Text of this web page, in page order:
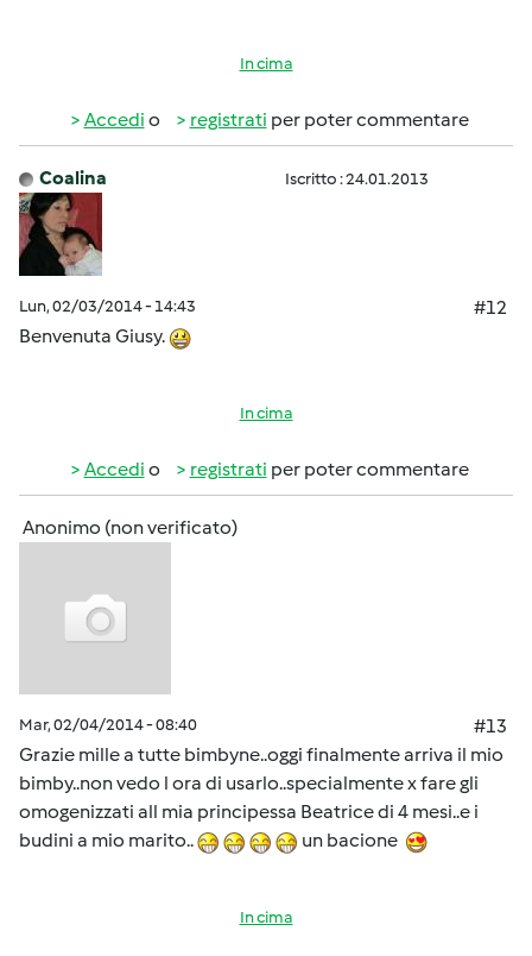
In cima
Accedi o registrati per poter commentare
Coalina Iscritto : 24.01.2013
Lun, 02/03/2014 - 14:43
#12
Benvenuta Giusy.
In cima
Accedi o registrati per poter commentare
Anonimo (non verificato)
Mar, 02/04/2014 - 08:40
#13
Grazie mille a tutte bimbyne..oggi finalmente arriva il mio
bimby..non vedo l ora di usarlo..specialmente x fare gli
omogenizzati all mia principessa Beatrice di 4 mesi..e i
budini a mio marito..
un bacione
In cima